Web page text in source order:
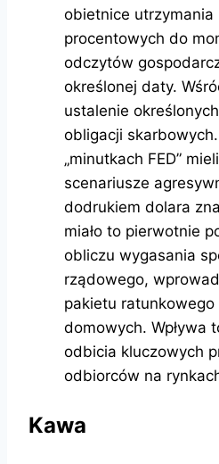
obietnice utrzymania
procentowych do
odczytów
określonej daty.
ustalenie
obligacji
„minutkach FED”
scenariusze
dodrukiem dolara
miało to pierwotnie
obliczu wygasania
rządowego,
pakietu
domowych. Wpływa
odbicia kluczowych
odbiorców na
Kawa